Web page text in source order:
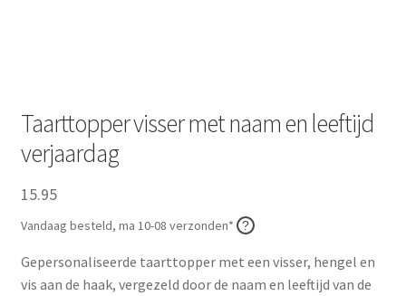
Cadeautjes
Alle producten
Taarttopper visser met naam en leeftijd
verjaardag
15.95
Vandaag besteld, ma 10-08 verzonden*
Gepersonaliseerde taarttopper met een visser, hengel en
vis aan de haak, vergezeld door de naam en leeftijd van de